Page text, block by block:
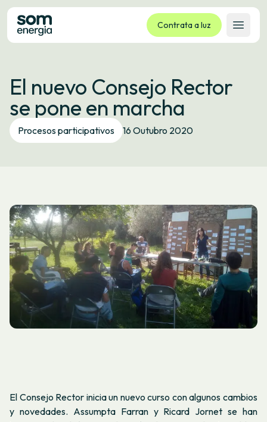
Contrata a luz
Abrir
Tarifas
Servizos
Empresas
La cooperativa
Idioma: ES CA GL EU
El nuevo Consejo Rector
se pone en marcha
Procesos participativos 16 Outubro 2020
El Consejo Rector inicia un nuevo curso con algunos cambios
y novedades. Assumpta Farran y Ricard Jornet se han